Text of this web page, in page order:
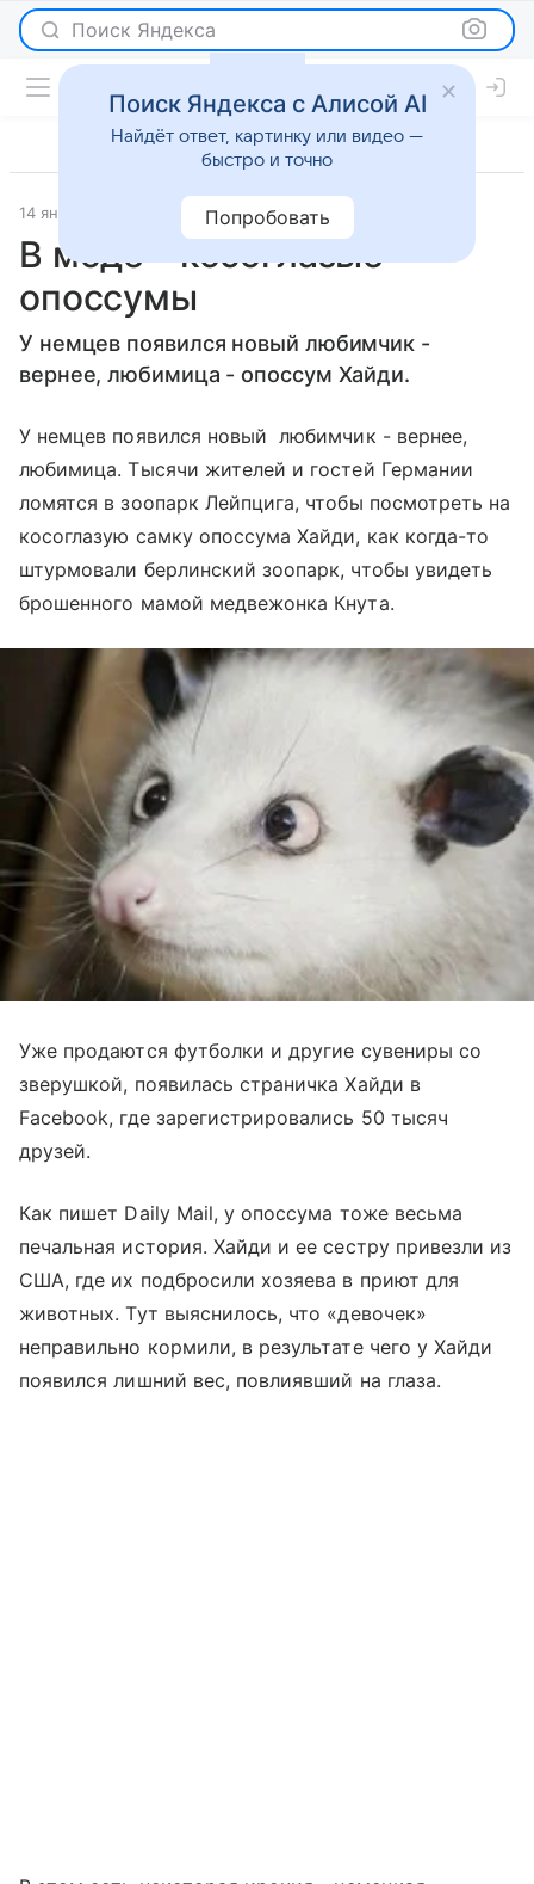
Поиск Яндекса
14 января 2011 Новости
В моде - косоглазые
опоссумы
У немцев появился новый любимчик -
вернее, любимица - опоссум Хайди.
У немцев появился новый любимчик - вернее,
любимица. Тысячи жителей и гостей Германии
ломятся в зоопарк Лейпцига, чтобы посмотреть на
косоглазую самку опоссума Хайди, как когда-то
штурмовали берлинский зоопарк, чтобы увидеть
брошенного мамой медвежонка Кнута.
Уже продаются футболки и другие сувениры со
зверушкой, появилась страничка Хайди в
Facebook, где зарегистрировались 50 тысяч
друзей.
Как пишет Daily Mail, у опоссума тоже весьма
печальная история. Хайди и ее сестру привезли из
США, где их подбросили хозяева в приют для
животных. Тут выяснилось, что «девочек»
неправильно кормили, в результате чего у Хайди
появился лишний вес, повлиявший на глаза.
Поиск Яндекса с Алисой AI
Найдёт ответ, картинку или видео —
быстро и точно
Попробовать